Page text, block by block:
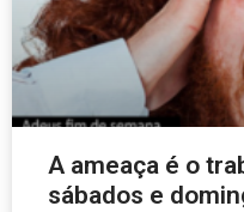
A ameaça é o
sábados e